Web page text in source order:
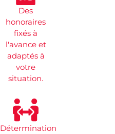
Des
honoraires
fixés à
l'avance et
adaptés à
votre
situation.
Détermination